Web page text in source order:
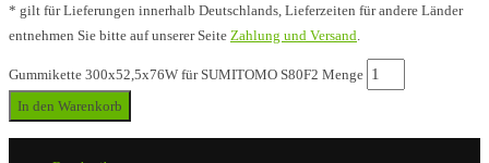
* gilt für Lieferungen innerhalb Deutschlands, Lieferzeiten für andere Länder
entnehmen Sie bitte auf unserer Seite Zahlung und Versand
Gummikette 300x52,5x76W für SUMITOMO S80F2 Menge
In den Warenkorb